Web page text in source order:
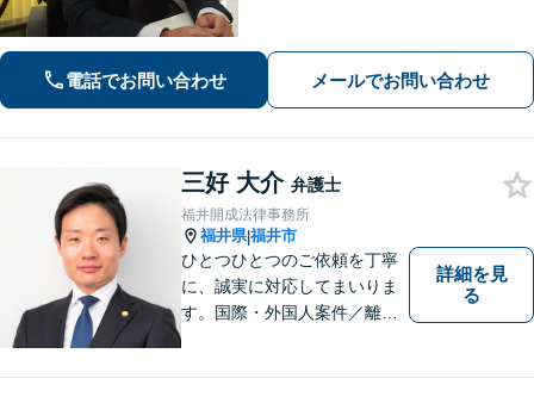
直通電話｜事前予約で夜間・休日可】
【完全個室】
電話でお問い合わせ メールでお問い合わせ
三好 大介 弁護士
福井開成法律事務所
福井県|福井市
ひとつひとつのご依頼を丁寧
に、誠実に対応してまいりま
す。国際・外国人案件／離
詳細を見
る